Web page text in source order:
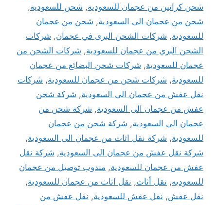
شحن كراتين من عجمان للسعودية, شحن للسعودية,
شحن من عجمان الى السعودية, شحن من عجمان
للسعودية, شركات الشحن البرى في عجمان, شركات
الشحن البري من عجمان للسعودية, شركات الشحن من
عجمان للسعودية, شركات شحن البضائع من عجمان
للسعودية, شركات شحن من عجمان للسعودية, شركات
نقل عفش من عجمان الى السعودية, شركة شحن
عفش من عجمان الى السعودية, شركة شحن من
عجمان الى السعودية, شركة شحن من عجمان
للسعودية, شركة نقل اثاث من عجمان الى السعودية,
شركة نقل عفش من عجمان الى السعودية, شركة نقل
عفش من عجمان للسعودية, مندوب توصيل من عجمان
للسعوديه, نقل أثاث, نقل اثاث من عجمان للسعودية,
نقل عفش, نقل عفش للسعودية, نقل عفش من